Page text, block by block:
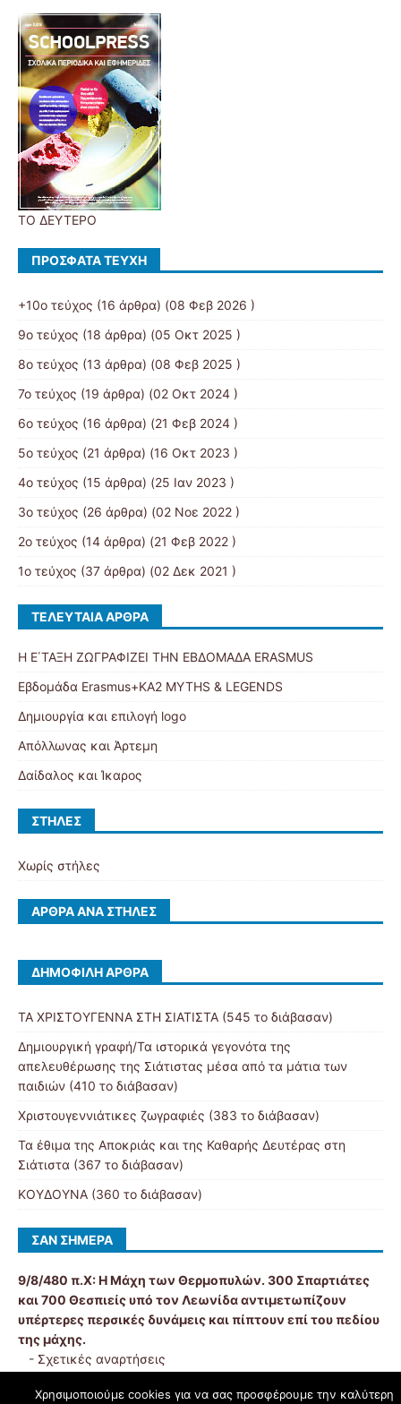
ΤΟ ΔΕΥΤΕΡΟ
ΠΡΌΣΦΑΤΑ ΤΕΎΧΗ
+10ο τεύχος (16 άρθρα) (08 Φεβ 2026 )
9ο τεύχος (18 άρθρα) (05 Οκτ 2025 )
8ο τεύχος (13 άρθρα) (08 Φεβ 2025 )
7ο τεύχος (19 άρθρα) (02 Οκτ 2024 )
6ο τεύχος (16 άρθρα) (21 Φεβ 2024 )
5ο τεύχος (21 άρθρα) (16 Οκτ 2023 )
4ο τεύχος (15 άρθρα) (25 Ιαν 2023 )
3ο τεύχος (26 άρθρα) (02 Νοε 2022 )
2ο τεύχος (14 άρθρα) (21 Φεβ 2022 )
1ο τεύχος (37 άρθρα) (02 Δεκ 2021 )
ΤΕΛΕΥΤΑΊΑ ΆΡΘΡΑ
Η Ε΄ΤΑΞΗ ΖΩΓΡΑΦΙΖΕΙ ΤΗΝ ΕΒΔΟΜΑΔΑ ERASMUS
Εβδομάδα Erasmus+KA2 MYTHS & LEGENDS
Δημιουργία και επιλογή logo
Απόλλωνας και Άρτεμη
Δαίδαλος και Ίκαρος
ΣΤΉΛΕΣ
Χωρίς στήλες
ΆΡΘΡΑ ΑΝΆ ΣΤΉΛΕΣ
ΔΗΜΟΦΙΛΉ ΆΡΘΡΑ
ΤΑ ΧΡΙΣΤΟΥΓΕΝΝΑ ΣΤΗ ΣΙΑΤΙΣΤΑ (545 το διάβασαν)
Δημιουργική γραφή/Τα ιστορικά γεγονότα της
απελευθέρωσης της Σιάτιστας μέσα από τα μάτια των
παιδιών (410 το διάβασαν)
Χριστουγεννιάτικες ζωγραφιές (383 το διάβασαν)
Τα έθιμα της Αποκριάς και της Καθαρής Δευτέρας στη
Σιάτιστα (367 το διάβασαν)
ΚΟΥΔΟΥΝΑ (360 το διάβασαν)
ΣΑΝ ΣΉΜΕΡΑ
9/8/480 π.Χ:Η Μάχη των Θερμοπυλών. 300 Σπαρτιάτες
και 700 Θεσπιείς υπό τον Λεωνίδα αντιμετωπίζουν
υπέρτερες περσικές δυνάμεις και πίπτουν επί του πεδίου
της μάχης.
- Σχετικές αναρτήσεις
Χρησιμοποιούμε cookies για να σας προσφέρουμε την καλύτερη